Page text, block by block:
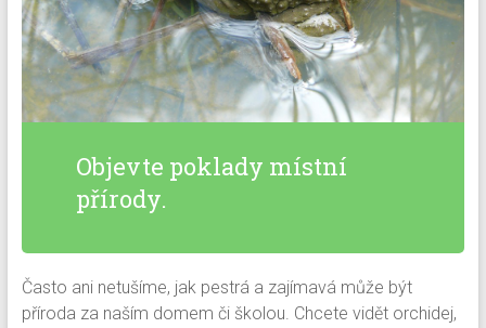
Objevte poklady místní
přírody.
Často ani netušíme, jak pestrá a zajímavá může být
příroda za naším domem či školou. Chcete vidět orchidej,